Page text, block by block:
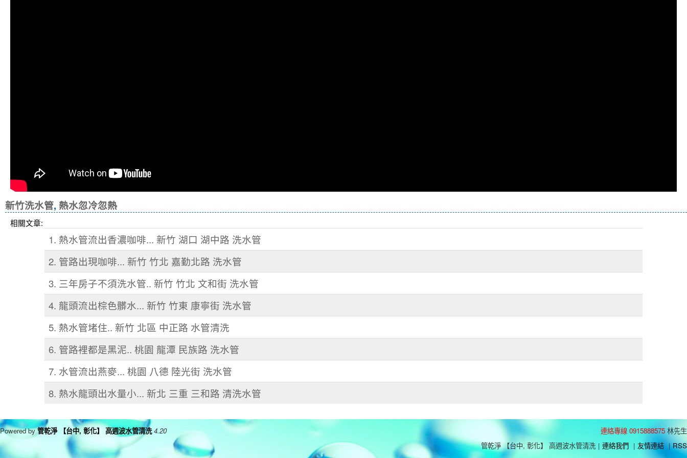
新竹洗水管, 熱水忽冷忽熱
相關文章:
1. 熱水管流出香濃咖啡... 新竹 湖口 湖中路 洗水管
2. 管路出現咖啡... 新竹 竹北 嘉勤北路 洗水管
3. 三年房子不須洗水管.. 新竹 竹北 文和街 洗水管
4. 龍頭流出棕色髒水... 新竹 竹東 康寧街 洗水管
5. 熱水管堵住.. 新竹 北區 中正路 水管清洗
6. 管路裡都是黑泥.. 桃園 龍潭 民族路 洗水管
7. 水管流出燕麥... 桃園 八德 陸光街 洗水管
8. 熱水龍頭出水量小... 新北 三重 三和路 清洗水管
連絡專線 0915888575 林先生
管乾淨 【台中, 彰化】 高週波水管清洗 | 連絡我們 | 友情連結 | RSS
Powered by管乾淨 【台中, 彰化】 高週波水管清洗 4.20